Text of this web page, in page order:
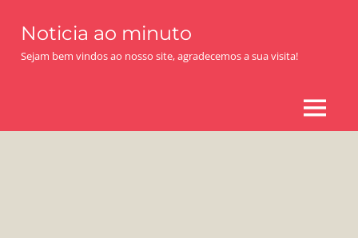
content
Noticia ao minuto
Sejam bem vindos ao nosso site, agradecemos a sua visita!
MENU